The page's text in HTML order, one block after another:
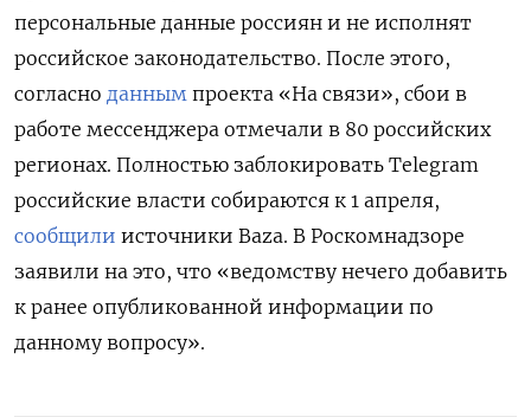
персональные данные россиян и не исполнят
российское законодательство. После этого,
согласно данным проекта «На связи», сбои в
работе мессенджера отмечали в 80 российских
регионах. Полностью заблокировать Telegram
российские власти собираются к 1 апреля,
сообщили источники Baza. В Роскомнадзоре
заявили на это, что «ведомству нечего добавить
к ранее опубликованной информации по
данному вопросу».